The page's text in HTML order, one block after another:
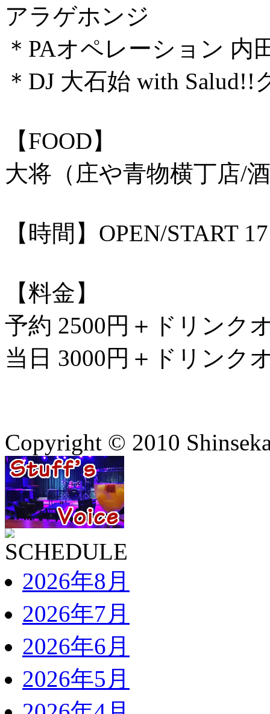
アラゲホンジ
＊PAオペレーション 内
＊DJ 大石始 with Salud!!
【FOOD】
大将（庄や青物横丁店/
【時間】OPEN/START
【料金】
予約 2500円＋ドリンク
当日 3000円＋ドリンク
Copyright © 2010
2026年8月
2026年7月
2026年6月
2026年5月